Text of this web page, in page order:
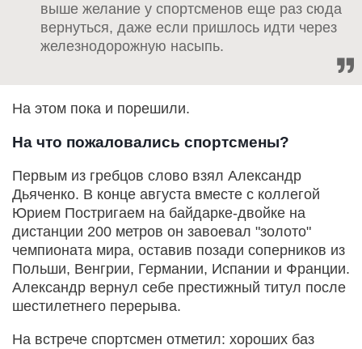
выше желание у спортсменов еще раз сюда
вернуться, даже если пришлось идти через
железнодорожную насыпь.
На этом пока и порешили.
На что пожаловались спортсмены?
Первым из гребцов слово взял Александр
Дьяченко. В конце августа вместе с коллегой
Юрием Постригаем на байдарке-двойке на
дистанции 200 метров он завоевал "золото"
чемпионата мира, оставив позади соперников из
Польши, Венгрии, Германии, Испании и Франции.
Александр вернул себе престижный титул после
шестилетнего перерыва.
На встрече спортсмен отметил: хороших баз